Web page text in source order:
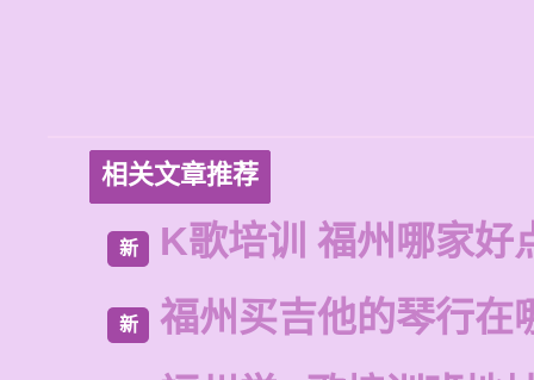
相关文章推荐
新 K歌培训 福州哪家好
新
福州买吉他的琴行在